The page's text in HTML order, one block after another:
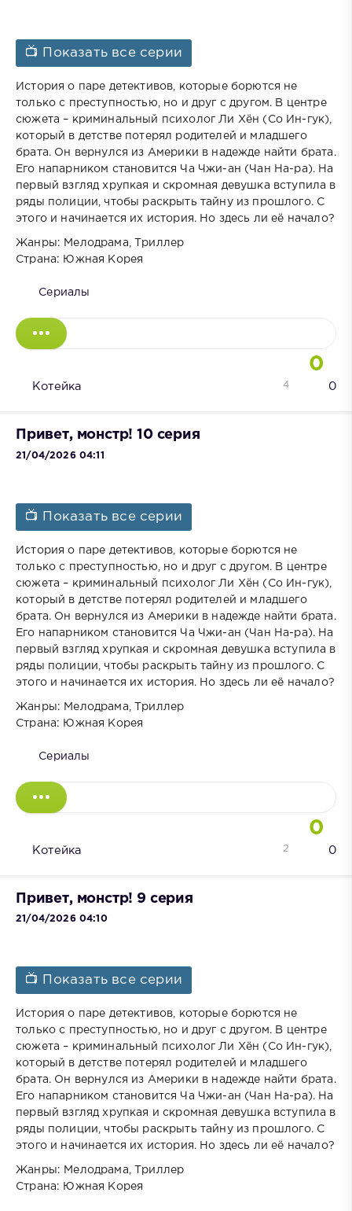
📺 Показать все серии
История о паре детективов, которые борются не
только с преступностью, но и друг с другом. В центре
сюжета – криминальный психолог Ли Хён (Со Ин-гук),
который в детстве потерял родителей и младшего
брата. Он вернулся из Америки в надежде найти брата.
Его напарником становится Ча Чжи-ан (Чан На-ра). На
первый взгляд хрупкая и скромная девушка вступила в
ряды полиции, чтобы раскрыть тайну из прошлого. С
этого и начинается их история. Но здесь ли её начало?
Жанры: Мелодрама, Триллер
Страна: Южная Корея
Сериалы
0
Котейка 0
4
Привет, монстр! 10 серия
21/04/2026 04:11
📺 Показать все серии
История о паре детективов, которые борются не
только с преступностью, но и друг с другом. В центре
сюжета – криминальный психолог Ли Хён (Со Ин-гук),
который в детстве потерял родителей и младшего
брата. Он вернулся из Америки в надежде найти брата.
Его напарником становится Ча Чжи-ан (Чан На-ра). На
первый взгляд хрупкая и скромная девушка вступила в
ряды полиции, чтобы раскрыть тайну из прошлого. С
этого и начинается их история. Но здесь ли её начало?
Жанры: Мелодрама, Триллер
Страна: Южная Корея
Сериалы
0
Котейка 0
2
Привет, монстр! 9 серия
21/04/2026 04:10
📺 Показать все серии
История о паре детективов, которые борются не
только с преступностью, но и друг с другом. В центре
сюжета – криминальный психолог Ли Хён (Со Ин-гук),
который в детстве потерял родителей и младшего
брата. Он вернулся из Америки в надежде найти брата.
Его напарником становится Ча Чжи-ан (Чан На-ра). На
первый взгляд хрупкая и скромная девушка вступила в
ряды полиции, чтобы раскрыть тайну из прошлого. С
этого и начинается их история. Но здесь ли её начало?
Жанры: Мелодрама, Триллер
Страна: Южная Корея